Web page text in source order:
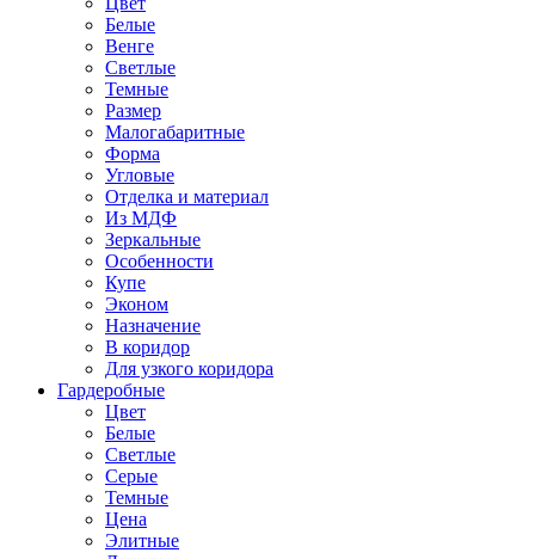
Белые
Венге
Светлые
Темные
Размер
Малогабаритные
Форма
Угловые
Отделка и материал
Из МДФ
Зеркальные
Особенности
Купе
Эконом
Назначение
В коридор
Для узкого коридора
Гардеробные
Цвет
Белые
Светлые
Серые
Темные
Цена
Элитные